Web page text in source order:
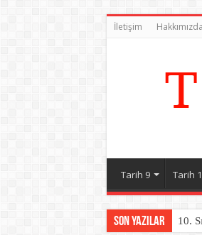
İletişim Hakkımızda
Tarih 9 Tarih
Son Yazılar 10.